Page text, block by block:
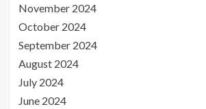
November 2024
October 2024
September 2024
August 2024
July 2024
June 2024